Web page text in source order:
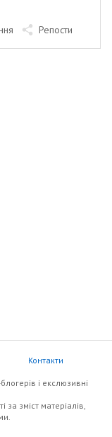
Репости
Контакти
i екслюзивнi
за зміст матеріалів,